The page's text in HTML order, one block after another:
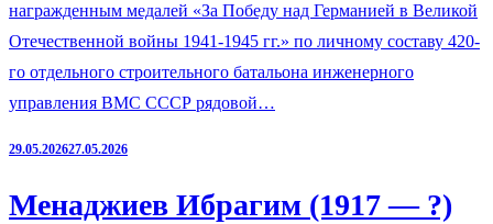
награжденным медалей «За Победу над Германией в Великой
Отечественной войны 1941-1945 гг.» по личному составу 420-
го отдельного строительного батальона инженерного
управления ВМС СССР рядовой…
29.05.202627.05.2026
Менаджиев Ибрагим (1917 — ?)